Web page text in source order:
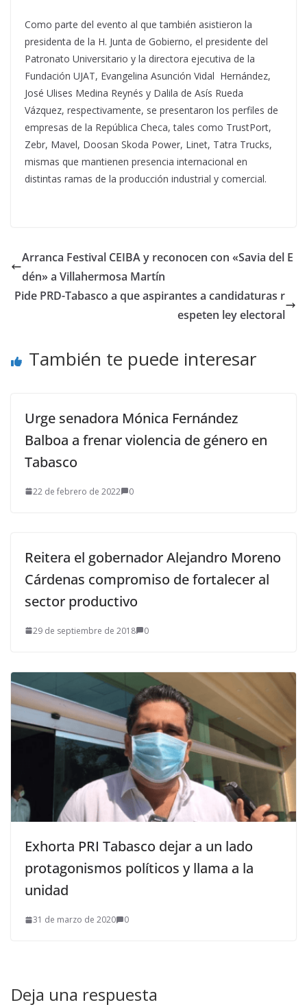
Como parte del evento al que también asistieron la
presidenta de la H. Junta de Gobierno, el presidente del
Patronato Universitario y la directora ejecutiva de la
Fundación UJAT, Evangelina Asunción Vidal Hernández,
José Ulises Medina Reynés y Dalila de Asís Rueda
Vázquez, respectivamente, se presentaron los perfiles de
empresas de la República Checa, tales como TrustPort,
Zebr, Mavel, Doosan Skoda Power, Linet, Tatra Trucks,
mismas que mantienen presencia internacional en
distintas ramas de la producción industrial y comercial.
Arranca Festival CEIBA y reconocen con «Savia del E
dén» a Villahermosa Martín
Pide PRD-Tabasco a que aspirantes a candidaturas r
espeten ley electoral
También te puede interesar
Urge senadora Mónica Fernández
Balboa a frenar violencia de género en
Tabasco
22 de febrero de 2022 0
Reitera el gobernador Alejandro Moreno
Cárdenas compromiso de fortalecer al
sector productivo
29 de septiembre de 2018 0
Exhorta PRI Tabasco dejar a un lado
protagonismos políticos y llama a la
unidad
31 de marzo de 2020 0
Deja una respuesta